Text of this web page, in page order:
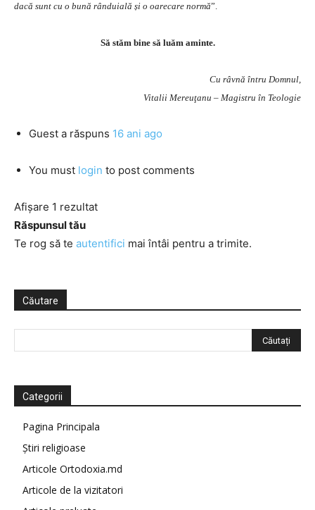
dacă sunt cu o bună rânduială și o oarecare normă”.
Să stăm bine să luăm aminte.
Cu râvnă întru Domnul,
Vitalii Mereuţanu – Magistru în Teologie
Guest a răspuns 16 ani ago
You must login to post comments
Afișare 1 rezultat
Răspunsul tău
Te rog să te autentifici mai întâi pentru a trimite.
Căutare
Categorii
Pagina Principala
Știri religioase
Articole Ortodoxia.md
Articole de la vizitatori